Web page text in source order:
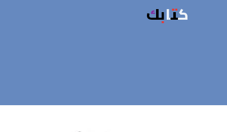
كتابك